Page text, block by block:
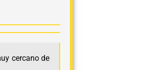
cercano de